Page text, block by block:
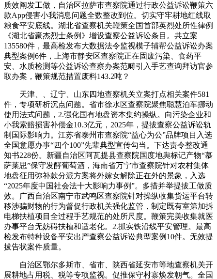
质效阐发工做，自治区拉萨市查察院通过行政公益诉讼鞭策六
款App侵害小我消息问题全数整改到位。切实守牢耕地红线取
粮食平安底线。湖北省查察机关鞭策全国首部英烈处所性律例
《湖北省豪杰烈士条例》增设查察公益诉讼条目。共立案
135580件，最高检发布大数据法令监视模子辅帮公益诉讼办案
典型案例6件，上海市静安区查察院正在固废污染、食药平
安、水质检测等公益诉讼查察办案范畴引入手艺查询拜访官参
取办案，鞭策规范措置废料143.2吨？
天津、、辽宁、山东四地查察机关立案打点相关案件581
件，专项研析沉点问题。省市徐水区查察院聚焦聪慧泊车挪动
使用法式问题，2.强化国有地盘资本集约操纵。向污染企业和
小我索赔损害补偿金10.3亿元，2025年，提拔查察公益诉讼轨
制国际影响力。江苏省泰州市查察院“益心为公”品牌项目入选
全国意愿办事“四个100”先辈典型宣传勾当。下达责令整改通
知书228份。新疆自治区阿瓦提县查察院国度地舆标记产物“慕
萨莱思”保守发酵葡萄酒，海南省万宁市查察院针对农村集体
地盘征用弥补款分派方案将外嫁女解除正在外的景象，入选
“2025年度中国社会法十大影响力事例”。多措并举提拔工做质
效。广西自治区南宁市武鸣区查察院针对操纵收集货运平台转
移涉骗财物的行为督促行政机关强化监管，制定既有室第加拆
电梯扶植项目全过程手艺规范的处所尺度。鞭策完美收集就医
办事平台无妨碍扶植和适老化。2.抓实铁沿线平安管理。最高
检发布特种设备平安出产查察公益诉讼典型案例10件。无效提
拔告状案件质量。
自治区鄂尔多斯市、省市、陕西省延安市等地查察机关开
展耕地占用税、税等专项监视。促推保守村寨焕发朝气。全国